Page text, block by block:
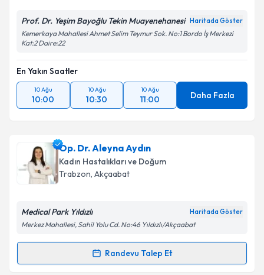
Prof. Dr. Yeşim Bayoğlu Tekin Muayenehanesi Haritada Göster
Kemerkaya Mahallesi Ahmet Selim Teymur Sok. No:1 Bordo İş Merkezi
Kat:2 Daire:22
En Yakın Saatler
10 Ağu
10:00
10 Ağu
10:30
10 Ağu
11:00 Daha Fazla
Op. Dr. Aleyna Aydın
Kadın Hastalıkları ve Doğum
Trabzon, Akçaabat
Medical Park Yıldızlı Haritada Göster
Merkez Mahallesi, Sahil Yolu Cd. No:46 Yıldızlı/Akçaabat
Randevu Talep Et
Randevu Takvimi Talebi